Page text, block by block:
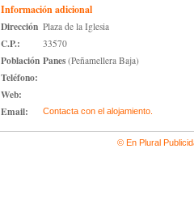
Información adicional
Dirección Plaza de la Iglesia
C.P.: 33570
Población Panes(Peñamellera Baja)
Teléfono:
Web:
Email:
Contacta con el alojamiento.
© En Plural